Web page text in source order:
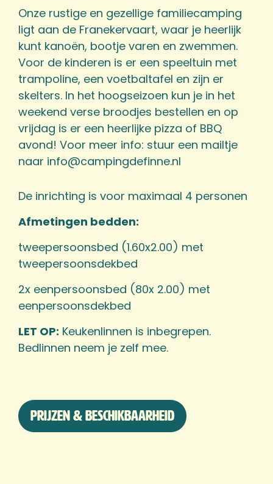
Onze rustige en gezellige familiecamping
ligt aan de Franekervaart, waar je heerlijk
kunt kanoën, bootje varen en zwemmen.
Voor de kinderen is er een speeltuin met
trampoline, een voetbaltafel en zijn er
skelters. In het hoogseizoen kun je in het
weekend verse broodjes bestellen en op
vrijdag is er een heerlijke pizza of BBQ
avond! Voor meer info: stuur een mailtje
naar info@campingdefinne.nl
De inrichting is voor maximaal 4 personen
Afmetingen bedden:
tweepersoonsbed (1.60x2.00) met
tweepersoonsdekbed
2x eenpersoonsbed (80x 2.00) met
eenpersoonsdekbed
LET OP: Keukenlinnen is inbegrepen.
Bedlinnen neem je zelf mee.
Prijzen & beschikbaarheid